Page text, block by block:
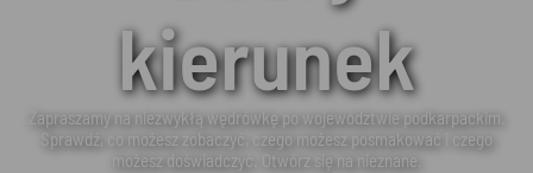
kierunek
Zapraszamy na niezwykłą wędrówkę po województwie podkarpackim.
Sprawdź, co możesz zobaczyć, czego możesz posmakować i czego
możesz doświadczyć. Otwórz się na nieznane.